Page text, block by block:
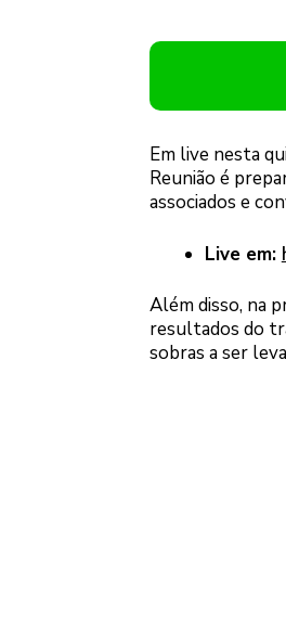
Em live nesta
Reunião é
associados e
Live em:
Além disso, na
resultados do
sobras a ser